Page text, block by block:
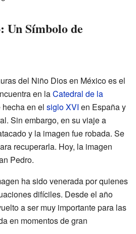
Un Símbolo de
del Niño Dios en México es el
en laCatedral de la
hecha en el siglo XVI en España y
Sin embargo, en su viaje a
y la imagen fue robada. Se
recuperarla. Hoy, la imagen
Pedro.
ha sido venerada por quienes
difíciles. Desde el año
a ser muy importante para las
en momentos de gran